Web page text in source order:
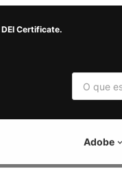
DEI Certificate.
P
s
u
r
Adobe